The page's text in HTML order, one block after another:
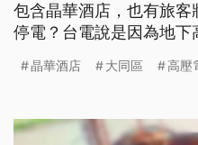
包含晶華酒店，也有旅
停電？台電說是因為地下
晶華酒店 大同區 高壓